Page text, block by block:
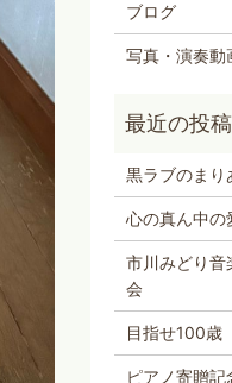
ブログ
写真・演奏動
黒ラブのまり
心の真ん中の
市川みどり
会
目指せ100歳
ピアノ寄贈記